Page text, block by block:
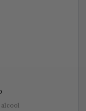
rece,
3 grade C. Am
un vin băut de
servirea mesei.
un buchet